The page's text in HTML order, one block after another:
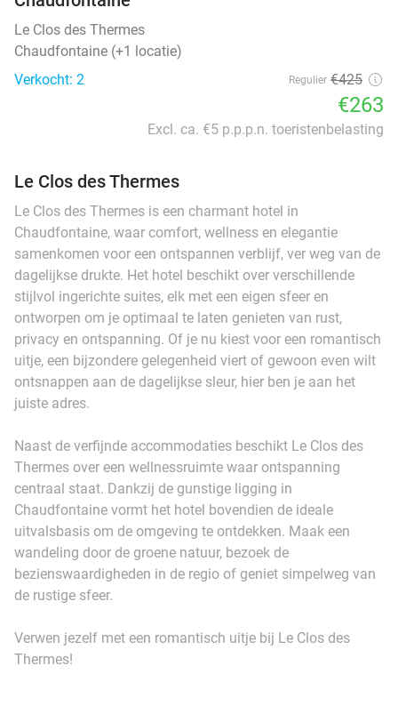
Le Clos des Thermes
Chaudfontaine (+1 locatie)
Verkocht: 2
Regulier €425
€263
Excl. ca. €5 p.p.p.n. toeristenbelasting
Le Clos des Thermes
Le Clos des Thermes is een charmant hotel in
Chaudfontaine, waar comfort, wellness en elegantie
samenkomen voor een ontspannen verblijf, ver weg van de
dagelijkse drukte. Het hotel beschikt over verschillende
stijlvol ingerichte suites, elk met een eigen sfeer en
ontworpen om je optimaal te laten genieten van rust,
privacy en ontspanning. Of je nu kiest voor een romantisch
uitje, een bijzondere gelegenheid viert of gewoon even wilt
ontsnappen aan de dagelijkse sleur, hier ben je aan het
juiste adres.
Naast de verfijnde accommodaties beschikt Le Clos des
Thermes over een wellnessruimte waar ontspanning
centraal staat. Dankzij de gunstige ligging in
Chaudfontaine vormt het hotel bovendien de ideale
uitvalsbasis om de omgeving te ontdekken. Maak een
wandeling door de groene natuur, bezoek de
bezienswaardigheden in de regio of geniet simpelweg van
de rustige sfeer.
Verwen jezelf met een romantisch uitje bij Le Clos des
Thermes!